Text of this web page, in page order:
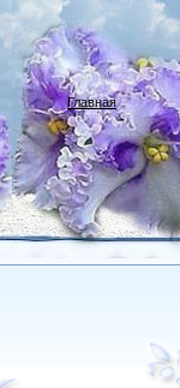
Главная